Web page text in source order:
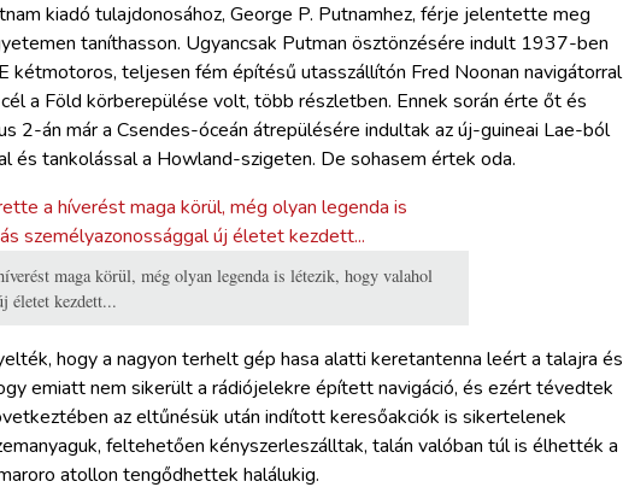
kiadó tulajdonosához, George P. Putnamhez, férje jelentette meg
taníthasson. Ugyancsak Putman ösztönzésére indult 1937-ben
kétmotoros, teljesen fém építésű utasszállítón Fred Noonan navigátorral
a Föld körberepülése volt, több részletben. Ennek során érte őt és
2-án már a Csendes-óceán átrepülésére indultak az új-guineai Lae-ból
és tankolással a Howland-szigeten. De sohasem értek oda.
maga körül, még olyan legenda is létezik, hogy valahol
életet kezdett...
hogy a nagyon terhelt gép hasa alatti keretantenna leért a talajra és
emiatt nem sikerült a rádiójelekre épített navigáció, és ezért tévedtek
az eltűnésük után indított keresőakciók is sikertelenek
feltehetően kényszerleszálltak, talán valóban túl is élhették a
atollon tengődhettek halálukig.